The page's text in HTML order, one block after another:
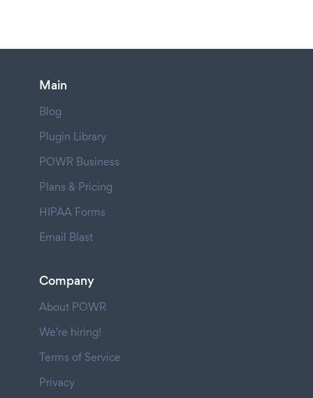
Main
Blog
Plugin Library
POWR Business
Plans & Pricing
HIPAA Forms
Email Blast
Company
About POWR
We're hiring!
Terms of Service
Privacy